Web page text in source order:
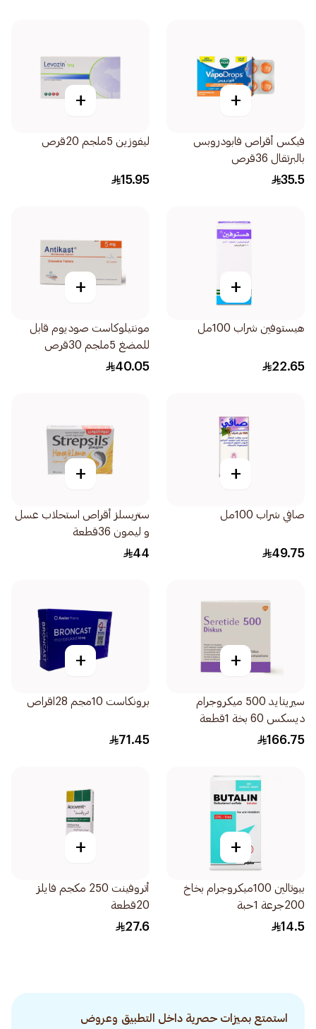
+
فيكس أقراص فابودروبس
بالبرتقال 36قرص
35.5
+
ليفوزين 5ملجم 20قرص
15.95
+
هيستوفين شراب 100مل
22.65
+
مونتيلوكاست صوديوم قابل
للمضغ 5ملجم 30قرص
40.05
+
صافي شراب 100مل
49.75
+
ستربسلز أقراص استحلاب عسل
و ليمون 36قطعة
44
+
سيريتايد 500 ميكروجرام
ديسكس 60 بخة 1قطعة
166.75
+
برونكاست 10مجم 28اقراص
71.45
+
بيوتالين 100ميكروجرام بخاخ
200جرعة 1حبة
14.5
+
أتروفينت 250 مكجم فايلز
20قطعة
27.6
استمتع بميزات حصرية داخل التطبيق وعروض